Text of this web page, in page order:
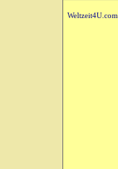
Weltzeit4U.com